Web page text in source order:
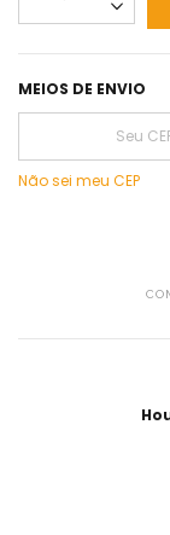
MEIOS DE ENVIO
Não sei meu CEP